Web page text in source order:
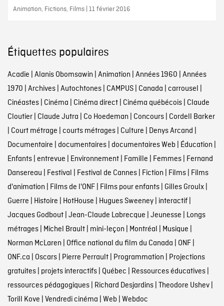
Animation, Fictions, Films | 11 février 2016
Étiquettes populaires
Acadie | Alanis Obomsawin | Animation | Années 1960 | Années
1970 | Archives| Autochtones| CAMPUS| Canada | carrousel |
Cinéastes| Cinéma | Cinéma direct| Cinéma québécois| Claude
Cloutier| Claude Jutra | Co Hoedeman | Concours| Cordell Barker
| Court métrage | courts métrages| Culture | Denys Arcand |
Documentaire | documentaires| documentaires Web | Éducation |
Enfants| entrevue | Environnement| Famille | Femmes| Fernand
Dansereau | Festival | Festival de Cannes| Fiction | Films| Films
d'animation | Films de l'ONF| Films pour enfants| Gilles Groulx|
Guerre | Histoire | HotHouse | Hugues Sweeney| interactif|
Jacques Godbout| Jean-Claude Labrecque | Jeunesse | Longs
métrages| Michel Brault| mini-leçon | Montréal | Musique |
Norman McLaren | Office national du film du Canada | ONF|
ONF.ca | Oscars| Pierre Perrault| Programmation | Projections
gratuites| projets interactifs| Québec | Ressources éducatives|
ressources pédagogiques| Richard Desjardins| Theodore Ushev|
Torill Kove | Vendredi cinéma | Web | Webdoc